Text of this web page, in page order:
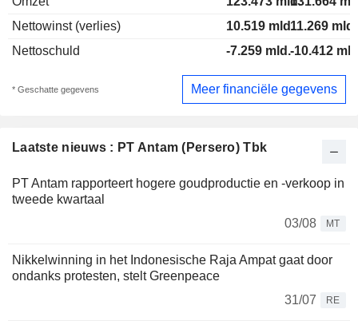
Laatste nieuws : PT Antam (Persero) Tbk
PT Antam rapporteert hogere goudproductie en -verkoop in
tweede kwartaal
03/08
MT
Nikkelwinning in het Indonesische Raja Ampat gaat door
ondanks protesten, stelt Greenpeace
31/07
RE
Nettowinst (verlies)
10.519 mld.11.269 mld.
Nettoschuld
-7.259 mld.-10.412
* Geschatte gegevens Meer financiële gegevens